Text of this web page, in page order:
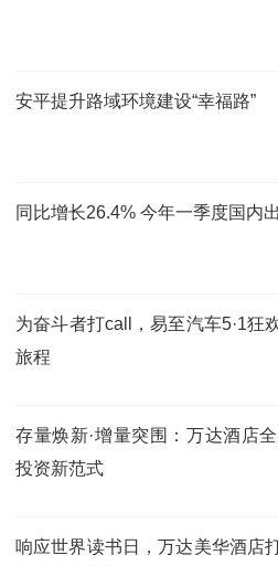
安平提升路域环境建设“幸福路”
同比增长26.4% 今年一季度国内
为奋斗者打call，易至汽车5·1狂
旅程
存量焕新·增量突围：万达酒店
投资新范式
响应世界读书日，万达美华酒店